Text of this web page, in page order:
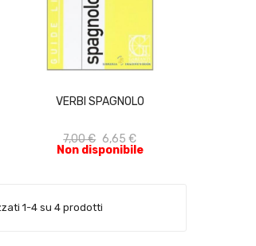
VERBI SPAGNOLO
7,00 € 6,65 €
Non disponibile
ACQUISTA
1-4 su 4 prodotti